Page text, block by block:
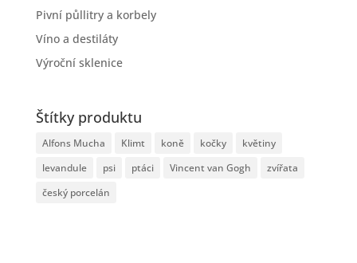
Pivní půllitry a korbely
Víno a destiláty
Výroční sklenice
Štítky produktu
Alfons Mucha Klimt koně kočky
květiny
levandule
psi ptáci Vincent van Gogh
zvířata
český porcelán